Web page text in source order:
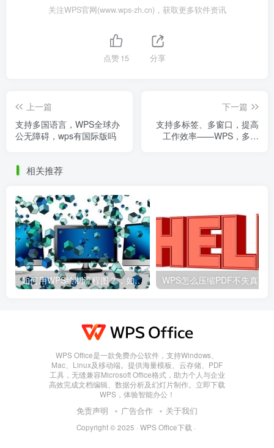
关注WPS官网(www.wps-zh.cn)，获取更多软件资讯
点赞15 分享
上一篇
支持多国语言，WPS全球办
公无障碍，wps有国际版吗
下一篇
支持多标签、多窗口，提高
工作效率——WPS，多个
相关推荐
如何用WPS绘制流程图？，如何用wps绘制流程图并保存
WPS Office是一款免费办公软件，支持Windows、
Mac、Linux及移动端。提供海量模板、云存储、PDF
工具，无缝兼容Microsoft Office格式，助力个人与企业
高效完成文档编辑、数据分析及幻灯片制作。立即下载
WPS，体验智能办公！
免责声明 广告合作 关于我们
Copyright © 2025 · WPS Office下载 ·